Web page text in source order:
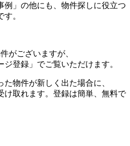
例」の他にも、物件探しに役立つ
。
がございますが、
登録」でご覧いただけます。
物件が新しく出た場合に、
け取れます。登録は簡単、無料で